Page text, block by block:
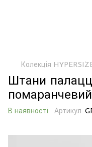
Колекція
Штани
помаранчевий
В наявності Артикул: